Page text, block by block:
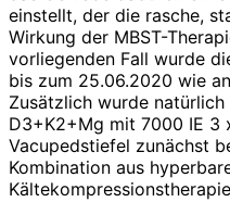
einstellt, der die rasche,
Wirkung der MBST-
vorliegenden Fall wurde
bis zum 25.06.2020 wie
Zusätzlich wurde
D3+K2+Mg mit 7000 IE 3
Vacupedstiefel zunächst
Kombination aus